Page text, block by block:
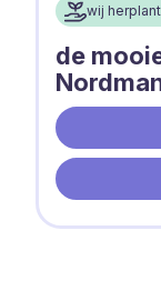
wij
de